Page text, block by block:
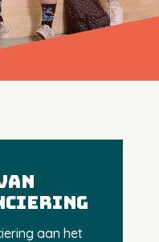
aan het